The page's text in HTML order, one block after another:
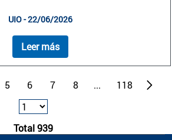
UIO - 22/06/2026
Leer más
5 6 7 8 ... 118
Total 939